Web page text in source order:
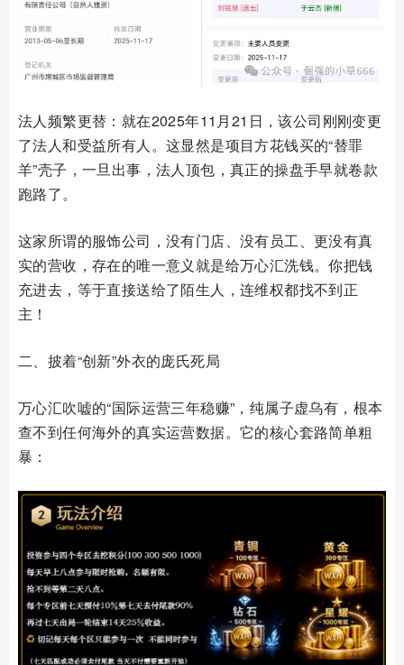
法人频繁更替：就在2025年11月21日，该公司刚刚变更
了法人和受益所有人。这显然是项目方花钱买的“替罪
羊”壳子，一旦出事，法人顶包，真正的操盘手早就卷款
跑路了。
这家所谓的服饰公司，没有门店、没有员工、更没有真
实的营收，存在的唯一意义就是给万心汇洗钱。你把钱
充进去，等于直接送给了陌生人，连维权都找不到正
主！
二、披着“创新”外衣的庞氏死局
万心汇吹嘘的“国际运营三年稳赚”，纯属子虚乌有，根本
查不到任何海外的真实运营数据。它的核心套路简单粗
暴：